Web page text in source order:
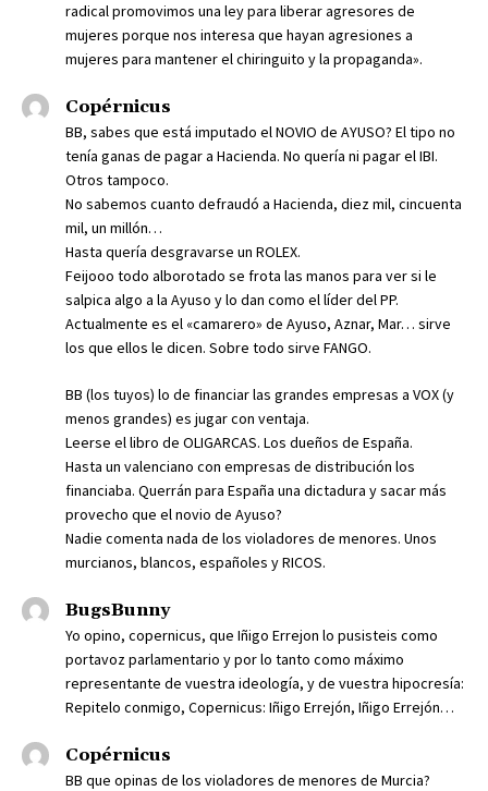
radical promovimos una ley para liberar agresores de
mujeres porque nos interesa que hayan agresiones a
mujeres para mantener el chiringuito y la propaganda».
Copérnicus
BB, sabes que está imputado el NOVIO de AYUSO? El tipo no
tenía ganas de pagar a Hacienda. No quería ni pagar el IBI.
Otros tampoco.
No sabemos cuanto defraudó a Hacienda, diez mil, cincuenta
mil, un millón…
Hasta quería desgravarse un ROLEX.
Feijooo todo alborotado se frota las manos para ver si le
salpica algo a la Ayuso y lo dan como el líder del PP.
Actualmente es el «camarero» de Ayuso, Aznar, Mar… sirve
los que ellos le dicen. Sobre todo sirve FANGO.
BB (los tuyos) lo de financiar las grandes empresas a VOX (y
menos grandes) es jugar con ventaja.
Leerse el libro de OLIGARCAS. Los dueños de España.
Hasta un valenciano con empresas de distribución los
financiaba. Querrán para España una dictadura y sacar más
provecho que el novio de Ayuso?
Nadie comenta nada de los violadores de menores. Unos
murcianos, blancos, españoles y RICOS.
BugsBunny
Yo opino, copernicus, que Iñigo Errejon lo pusisteis como
portavoz parlamentario y por lo tanto como máximo
representante de vuestra ideología, y de vuestra hipocresía:
Repitelo conmigo, Copernicus: Iñigo Errejón, Iñigo Errejón…
Copérnicus
BB que opinas de los violadores de menores de Murcia?